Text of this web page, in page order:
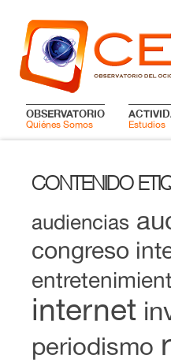
OBSERVATORIO
Quiénes Somos Estudios
CONTENIDO
audiencias
congreso
internet
periodismo